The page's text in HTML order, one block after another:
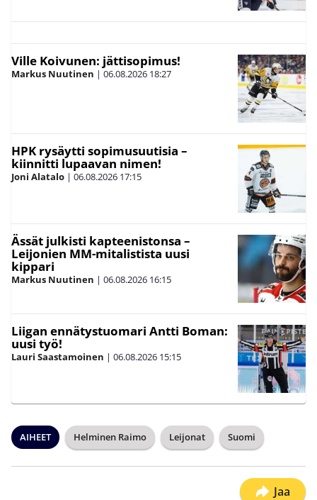
Ville Koivunen: jättisopimus!
Markus Nuutinen | 06.08.2026 18:27
HPK rysäytti sopimusuutisia –
kiinnitti lupaavan nimen!
Joni Alatalo | 06.08.2026 17:15
Ässät julkisti kapteenistonsa –
Leijonien MM-mitalistista uusi
kippari
Markus Nuutinen | 06.08.2026 16:15
Liigan ennätystuomari Antti Boman:
uusi työ!
Lauri Saastamoinen | 06.08.2026 15:15
AIHEET Helminen Raimo Leijonat Suomi
Jaa